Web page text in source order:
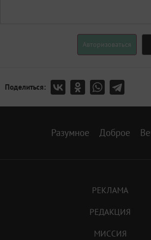
Авторизоваться
Поделиться:
Разумное Доброе
РЕКЛАМА
РЕДАКЦИЯ
МИССИЯ